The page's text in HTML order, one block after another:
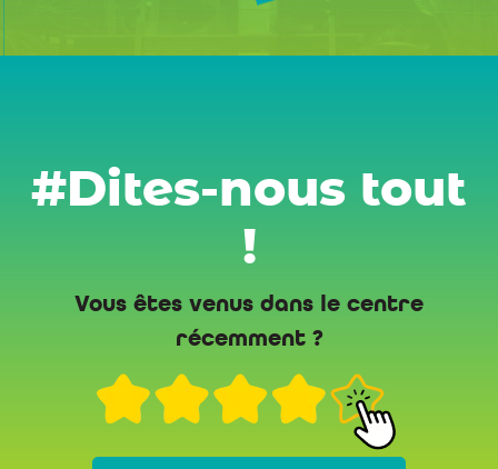
#Dites-nous tout
!
Vous êtes venus dans le centre
récemment ?